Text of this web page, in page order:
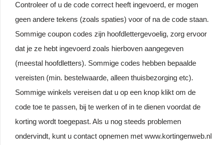
Controleer of u de code correct heeft ingevoerd, er mogen
geen andere tekens (zoals spaties) voor of na de code staan.
Sommige coupon codes zijn hoofdlettergevoelig, zorg ervoor
dat je ze hebt ingevoerd zoals hierboven aangegeven
(meestal hoofdletters). Sommige codes hebben bepaalde
vereisten (min. bestelwaarde, alleen thuisbezorging etc).
Sommige winkels vereisen dat u op een knop klikt om de
code toe te passen, bij te werken of in te dienen voordat de
korting wordt toegepast. Als u nog steeds problemen
ondervindt, kunt u contact opnemen met www.kortingenweb.nl